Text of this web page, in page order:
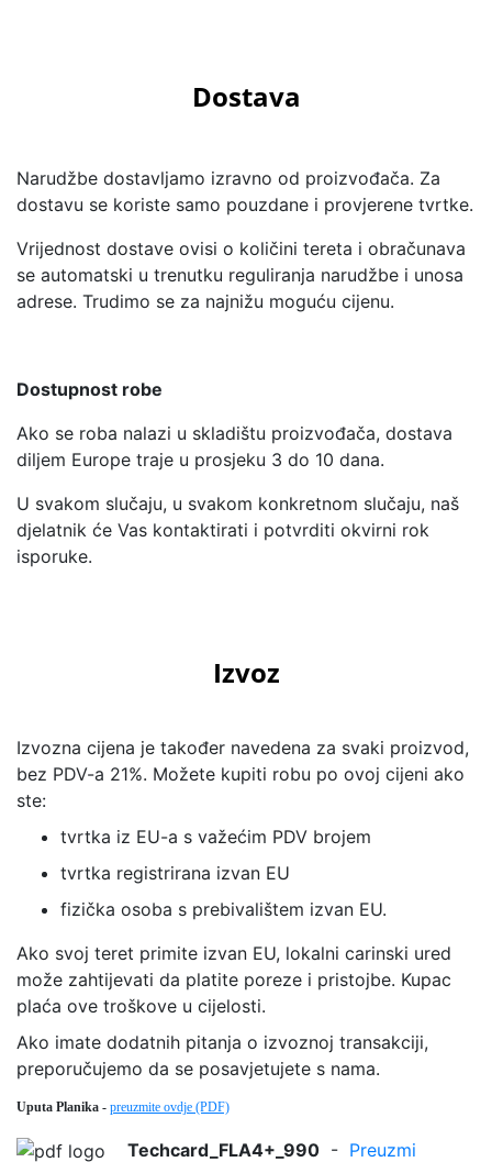
Dostava
Narudžbe dostavljamo izravno od proizvođača. Za
dostavu se koriste samo pouzdane i provjerene tvrtke.
Vrijednost dostave ovisi o količini tereta i obračunava
se automatski u trenutku reguliranja narudžbe i unosa
adrese. Trudimo se za najnižu moguću cijenu.
Dostupnost robe
Ako se roba nalazi u skladištu proizvođača, dostava
diljem Europe traje u prosjeku 3 do 10 dana.
U svakom slučaju, u svakom konkretnom slučaju, naš
djelatnik će Vas kontaktirati i potvrditi okvirni rok
isporuke.
Izvoz
Izvozna cijena je također navedena za svaki proizvod,
bez PDV-a 21%. Možete kupiti robu po ovoj cijeni ako
ste:
tvrtka iz EU-a s važećim PDV brojem
tvrtka registrirana izvan EU
fizička osoba s prebivalištem izvan EU.
Ako svoj teret primite izvan EU, lokalni carinski ured
može zahtijevati da platite poreze i pristojbe. Kupac
plaća ove troškove u cijelosti.
Ako imate dodatnih pitanja o izvoznoj transakciji,
preporučujemo da se posavjetujete s nama.
Uputa Planika - preuzmite ovdje (PDF)
Techcard_FLA4+_990 - Preuzmi